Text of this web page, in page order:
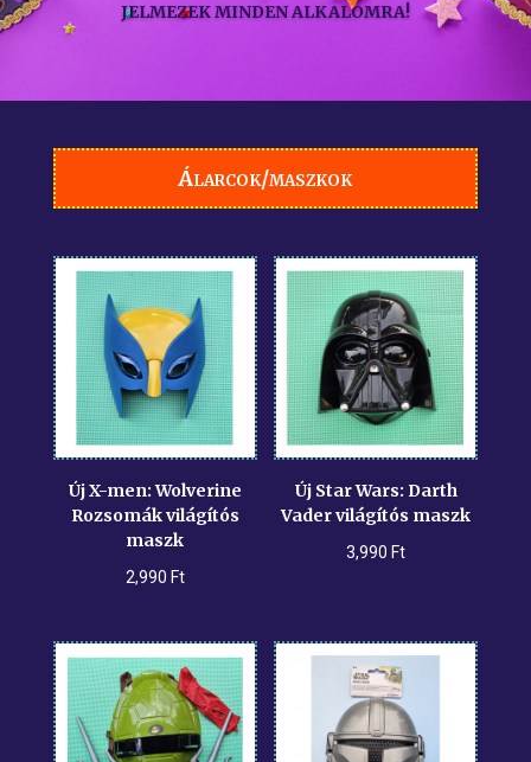
JELMEZEK MINDEN ALKALOMRA!
Álarcok/maszkok
Új X-men: Wolverine
Rozsomák világítós
maszk
2,990 Ft
Új Star Wars: Darth
Vader világítós maszk
3,990 Ft